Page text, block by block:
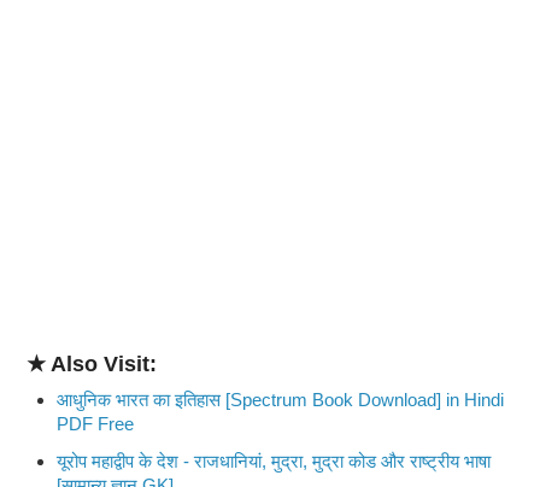
★ Also Visit:
आधुनिक भारत का इतिहास [Spectrum Book Download] in Hindi
PDF Free
यूरोप महाद्वीप के देश - राजधानियां, मुद्रा, मुद्रा कोड और राष्ट्रीय भाषा